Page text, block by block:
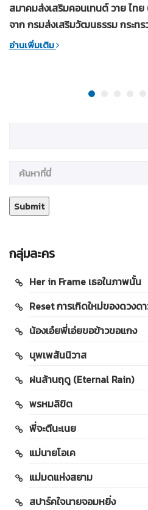
สมาคมส่งเสริมคอนเทนต์ วาย ไท
จาก กรมส่งเสริมวัฒนธรรม กระทร
อ่านเพิ่มเติม
กลุ่มละคร
Her in Frame เธอในภาพนั้น
Reset การเกิดใหม่ของดวงด
น้องเอ๋ยพี่เอ่ยขอข้าวขอแกง
บุพเพสันนิวาส
ฝนล้านฤดู (Eternal Rain)
พรหมลิขิต
พี่จะตีนะเนย
แม่นายโอเค
แม่มดแห่งสยาม
สปาร์คใจนายจอมหยิ่ง